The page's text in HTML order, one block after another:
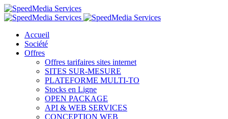
Accueil
Société
Offres
Offres tarifaires sites internet
SITES SUR-MESURE
PLATEFORME MULTI-TO
Stocks en Ligne
OPEN PACKAGE
API & WEB SERVICES
CONCEPTION WEB